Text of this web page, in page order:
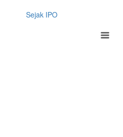
Sejak IPO